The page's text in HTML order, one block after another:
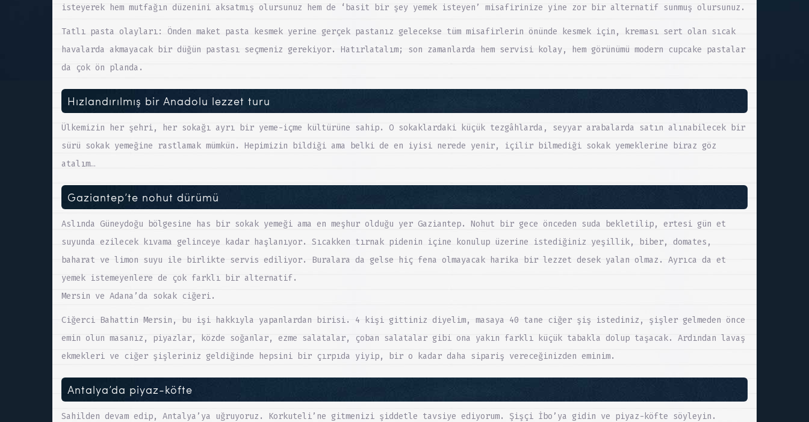
isteyerek hem mutfağın düzenini aksatmış olursunuz hem de ‘basit bir şey yemek isteyen’ misafirinize yine zor bir alternatif sunmuş olursunuz.
Tatlı pasta olayları: Önden maket pasta kesmek yerine gerçek pastanız gelecekse tüm misafirlerin önünde kesmek için, kreması sert olan sıcak
havalarda akmayacak bir düğün pastası seçmeniz gerekiyor. Hatırlatalım; son zamanlarda hem servisi kolay, hem görünümü modern cupcake pastalar
da çok ön planda.
Hızlandırılmış bir Anadolu lezzet turu
Ülkemizin her şehri, her sokağı ayrı bir yeme-içme kültürüne sahip. O sokaklardaki küçük tezgâhlarda, seyyar arabalarda satın alınabilecek bir
sürü sokak yemeğine rastlamak mümkün. Hepimizin bildiği ama belki de en iyisi nerede yenir, içilir bilmediği sokak yemeklerine biraz göz
atalım…
Gaziantep’te nohut dürümü
Aslında Güneydoğu bölgesine has bir sokak yemeği ama en meşhur olduğu yer Gaziantep. Nohut bir gece önceden suda bekletilip, ertesi gün et
suyunda ezilecek kıvama gelinceye kadar haşlanıyor. Sıcakken tırnak pidenin içine konulup üzerine istediğiniz yeşillik, biber, domates,
baharat ve limon suyu ile birlikte servis ediliyor. Buralara da gelse hiç fena olmayacak harika bir lezzet desek yalan olmaz. Ayrıca da et
yemek istemeyenlere de çok farklı bir alternatif.
Mersin ve Adana’da sokak ciğeri.
Ciğerci Bahattin Mersin, bu işi hakkıyla yapanlardan birisi. 4 kişi gittiniz diyelim, masaya 40 tane ciğer şiş istediniz, şişler gelmeden önce
emin olun masanız, piyazlar, közde soğanlar, ezme salatalar, çoban salatalar gibi ona yakın farklı küçük tabakla dolup taşacak. Ardından lavaş
ekmekleri ve ciğer şişleriniz geldiğinde hepsini bir çırpıda yiyip, bir o kadar daha sipariş vereceğinizden eminim.
Antalya’da piyaz-köfte
Sahilden devam edip, Antalya’ya uğruyoruz. Korkuteli’ne gitmenizi şiddetle tavsiye ediyorum. Şişçi İbo’ya gidin ve piyaz-köfte söyleyin.